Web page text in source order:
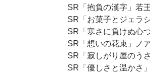
SR「抱負の漢字」若
SR「お菓子とジェラ
SR「寒さに負けぬ心
SR「想いの花束」ノ
SR「寂しがり屋のう
SR「優しさと温かさ